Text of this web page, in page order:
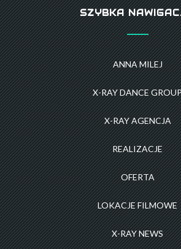
SZYBKA
ANNA MILEJ
X-RAY DANCE
X-RAY AGENCJA
REALIZACJE
OFERTA
LOKACJE FILMOWE
X-RAY NEWS